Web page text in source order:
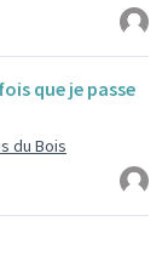
que je passe
du Bois